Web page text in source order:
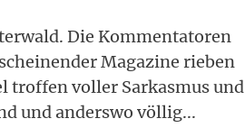
Die Kommentatoren
Magazine rieben
troffen voller Sarkasmus und
und anderswo völlig...